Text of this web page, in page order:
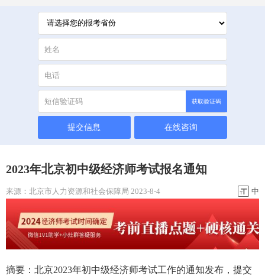
获取验证码
提交信息 在线咨询
2023年北京初中级经济师考试报名通知
来源： 北京市人力资源和社会保障局 2023-8-4 中
摘要：北京2023年初中级经济师考试工作的通知发布，提交